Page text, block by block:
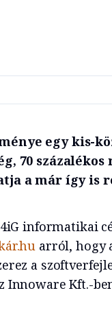
egy kis-
70 százalékos
a már így is
informatikai
arról, hogy
a
Innoware Kft.-